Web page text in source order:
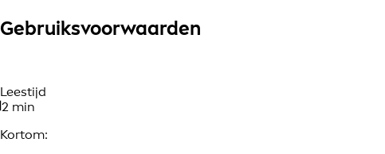
Gebruiksvoorwaarden
Leestijd
2 min
Kortom: